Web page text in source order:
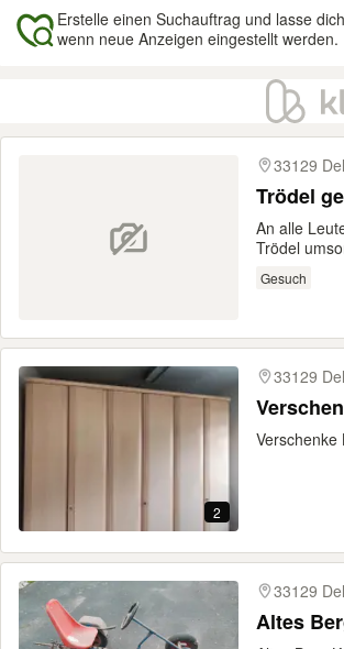
Erstelle einen Suchauftrag und lasse
wenn neue Anzeigen eingestellt werden.
Ergebnisse
33129
Trödel
An alle
Trödel
Gesuch
2
33129
Verschenke
33129
Altes